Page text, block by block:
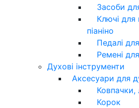
Засоби
Ключі для
піаніно
Педалі
Ремені
Духові інструменти
Аксесуари для
Ковпачки,
Корок